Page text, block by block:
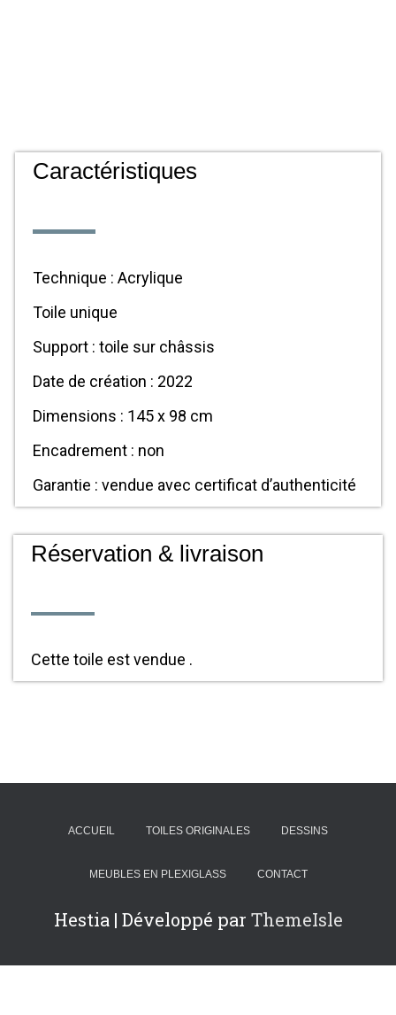
Caractéristiques
Technique : Acrylique
Toile unique
Support : toile sur châssis
Date de création : 2022
Dimensions : 145 x 98 cm
Encadrement : non
Garantie : vendue avec certificat d’authenticité
Réservation & livraison
Cette toile est vendue .
ACCUEIL TOILES ORIGINALES DESSINS
MEUBLES EN PLEXIGLASS CONTACT
Hestia | Développé par ThemeIsle